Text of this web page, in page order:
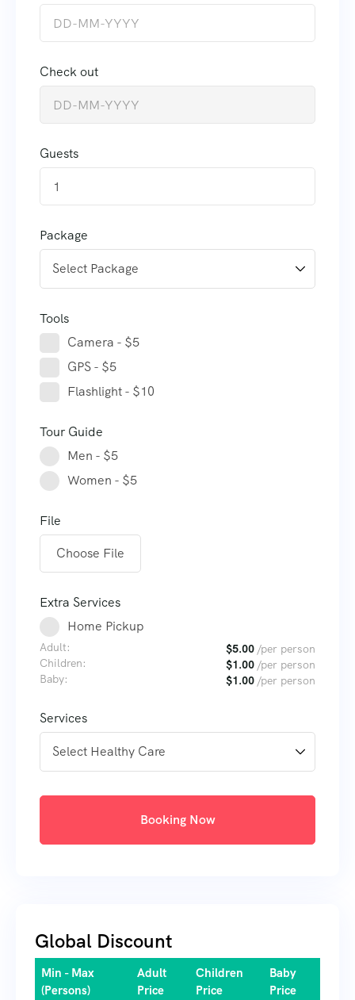
Check out
Guests
1
Package
Tools
Camera - $5
GPS - $5
Flashlight - $10
Tour Guide
Men - $5
Women - $5
File
Choose File
Extra Services
Home Pickup
Adult: $5.00 /per person
Children:
$1.00 /per person
Baby:
$1.00 /per person
Services
Booking Now
Global Discount
Min - Max
(Persons)
Adult
Price
Children
Price
Baby
Price